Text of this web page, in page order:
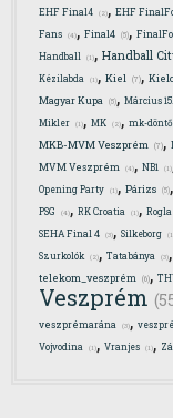
EHF Final4 (2), EHF
Fans (4), Final4 (5),
Handball (1), Handball
Kézilabda (1), Kiel (7),
Magyar Kupa (5), Március
Mikler (1), MK (2), mk-döntő
MKB-MVM Veszprém (7),
MVM Veszprém (4), NB1 (1)
Opening Party (1), Párizs (5),
PSG (4), RK Croatia (1), Rogla
SEHA Final 4 (3), Silkeborg
Szurkolók (2), Tatabánya (3),
telekom_veszprém (6),
Veszprém
veszprémarána (3),
Vojvodina (1), Vranjes (1),